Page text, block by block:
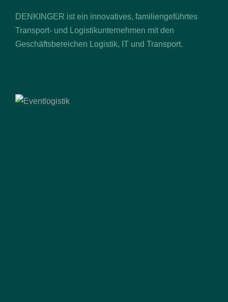
DENKINGER ist ein innovatives, familiengeführtes
Transport- und Logistikunternehmen mit den
Geschäftsbereichen Logistik, IT und Transport.